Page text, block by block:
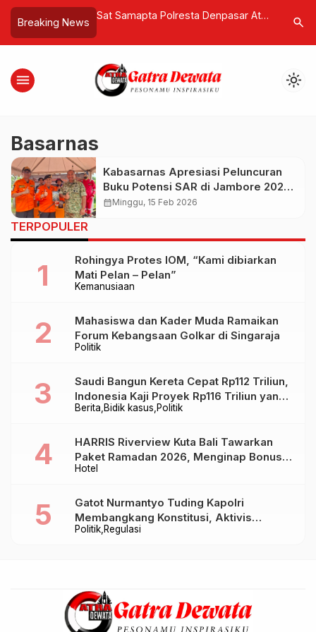
Breaking News
Persiapan
CDM Meeting di
Sat Samapta Polresta Denpasar Atur
Macet, Arus Lancar dan Terkendali
Dugaan
Ungkap
search
menu light_mode
Basarnas
Kabasarnas Apresiasi Peluncuran
Buku Potensi SAR di Jambore 2026,
Dorong Penguatan Literasi
calendar_monthMinggu, 15 Feb 2026
TERPOPULER
Kemanusiaan
Rohingya Protes IOM, “Kami dibiarkan
Mati Pelan – Pelan”
Politik
Mahasiswa dan Kader Muda Ramaikan
Forum Kebangsaan Golkar di Singaraja
Berita Bidik kasus Politik
Saudi Bangun Kereta Cepat Rp112 Triliun,
Indonesia Kaji Proyek Rp116 Triliun yang
Baru Sampai Bandung
Hotel
HARRIS Riverview Kuta Bali Tawarkan
Paket Ramadan 2026, Menginap Bonus
Takjil hingga Bukber Mulai Rp88.888
Politik Regulasi
Gatot Nurmantyo Tuding Kapolri
Membangkang Konstitusi, Aktivis
Tegaskan Polri Tak Punya Sejarah